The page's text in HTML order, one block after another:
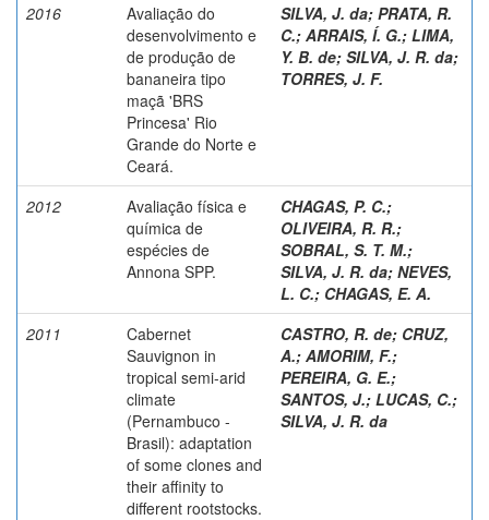
2016
Avaliação do
desenvolvimento e
de produção de
bananeira tipo
maçã 'BRS
Princesa' Rio
Grande do Norte e
Ceará.
SILVA, J. da; PRATA, R.
C.; ARRAIS, Í. G.; LIMA,
Y. B. de; SILVA, J. R. da;
TORRES, J. F.
2012
Avaliação física e
química de
espécies de
Annona SPP.
CHAGAS, P. C.;
OLIVEIRA, R. R.;
SOBRAL, S. T. M.;
SILVA, J. R. da; NEVES,
L. C.; CHAGAS, E. A.
2011
Cabernet
Sauvignon in
tropical semi-arid
climate
(Pernambuco -
Brasil): adaptation
of some clones and
their affinity to
different rootstocks.
CASTRO, R. de; CRUZ,
A.; AMORIM, F.;
PEREIRA, G. E.;
SANTOS, J.; LUCAS, C.;
SILVA, J. R. da